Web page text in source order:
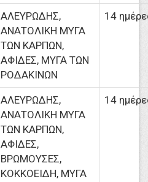
ΑΛΕΥΡΩΔΗΣ,
ΑΝΑΤΟΛΙΚΗ ΜΥΓΑ
ΤΩΝ ΚΑΡΠΩΝ,
ΑΦΙΔΕΣ, ΜΥΓΑ ΤΩΝ
ΡΟΔΑΚΙΝΩΝ
14
ΑΛΕΥΡΩΔΗΣ,
ΑΝΑΤΟΛΙΚΗ ΜΥΓΑ
ΤΩΝ ΚΑΡΠΩΝ,
ΑΦΙΔΕΣ,
ΒΡΩΜΟΥΣΕΣ,
ΚΟΚΚΟΕΙΔΗ, ΜΥΓΑ
14